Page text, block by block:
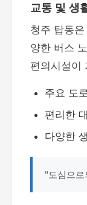
교통 및 생
청주 탑동
양한 버스
편의시설이
주요 도
편리한
다양한
"도심으